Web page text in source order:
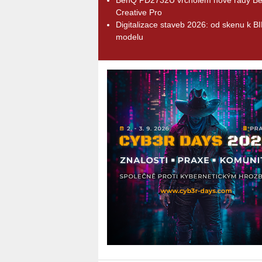
Creative Pro
Digitalizace staveb 2026: od skenu k
modelu